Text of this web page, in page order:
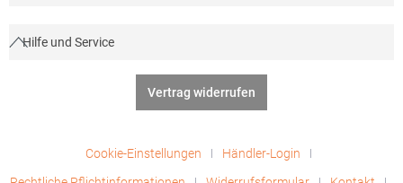
Hilfe und Service
Vertrag widerrufen
Cookie-Einstellungen
Händler-Login